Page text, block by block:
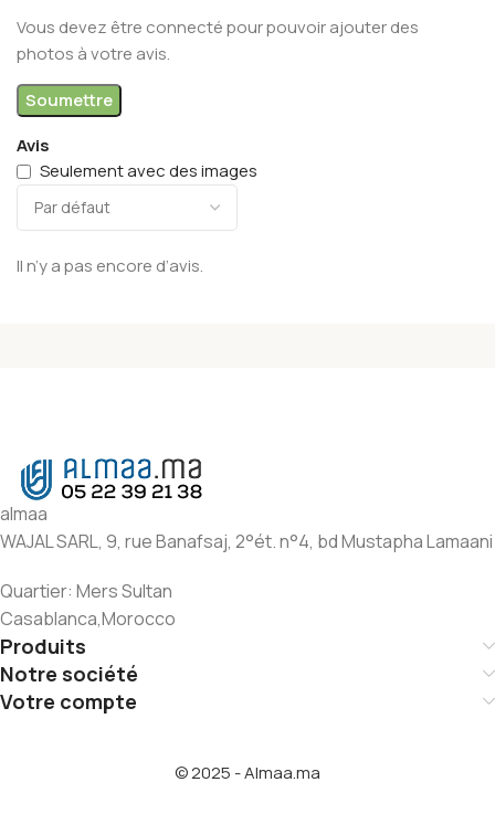
Avis
Seulement avec des images
Il n’y a pas encore d’avis.
Vous devez être connecté pour pouvoir ajouter des
photos à votre avis.
almaa
WAJAL SARL, 9, rue Banafsaj, 2°ét. n°4, bd Mustapha Lamaani
Quartier: Mers Sultan
Casablanca,Morocco
Produits
Notre société
Votre compte
© 2025 - Almaa.ma